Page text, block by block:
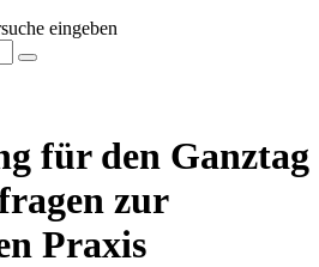
eingeben
für den Ganztag
zur
Praxis